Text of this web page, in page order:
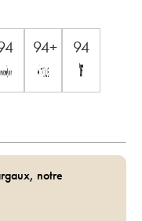
94+ 94
notre